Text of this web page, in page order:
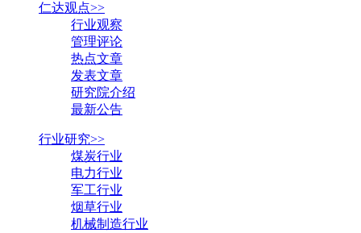
仁达观点>>
行业观察
管理评论
热点文章
发表文章
研究院介绍
最新公告
行业研究>>
煤炭行业
电力行业
军工行业
烟草行业
机械制造行业